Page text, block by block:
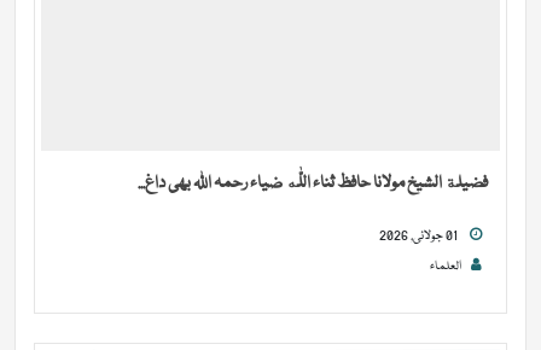
فضیلة الشيخ مولانا حافظ ثناء اللّٰه ضیاء رحمہ اللہ بھی داغ...
العلماء